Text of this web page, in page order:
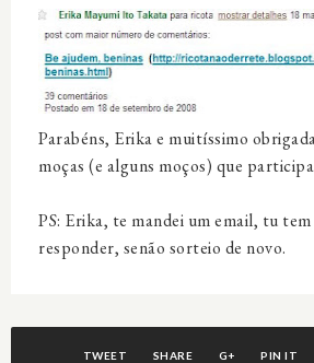
Parabéns, Erika e muitíssimo
moças (e alguns moços) que
PS: Erika, te mandei um email, tu
responder, senão sorteio de novo.
TWEET SHARE G+ PIN IT